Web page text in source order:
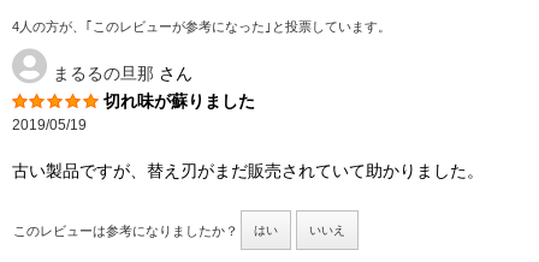
4人の方が、｢このレビューが参考になった｣と投票しています。
まるるの旦那 さん
切れ味が蘇りました
2019/05/19
古い製品ですが、替え刃がまだ販売されていて助かりました。
このレビューは参考になりましたか？ はい いいえ